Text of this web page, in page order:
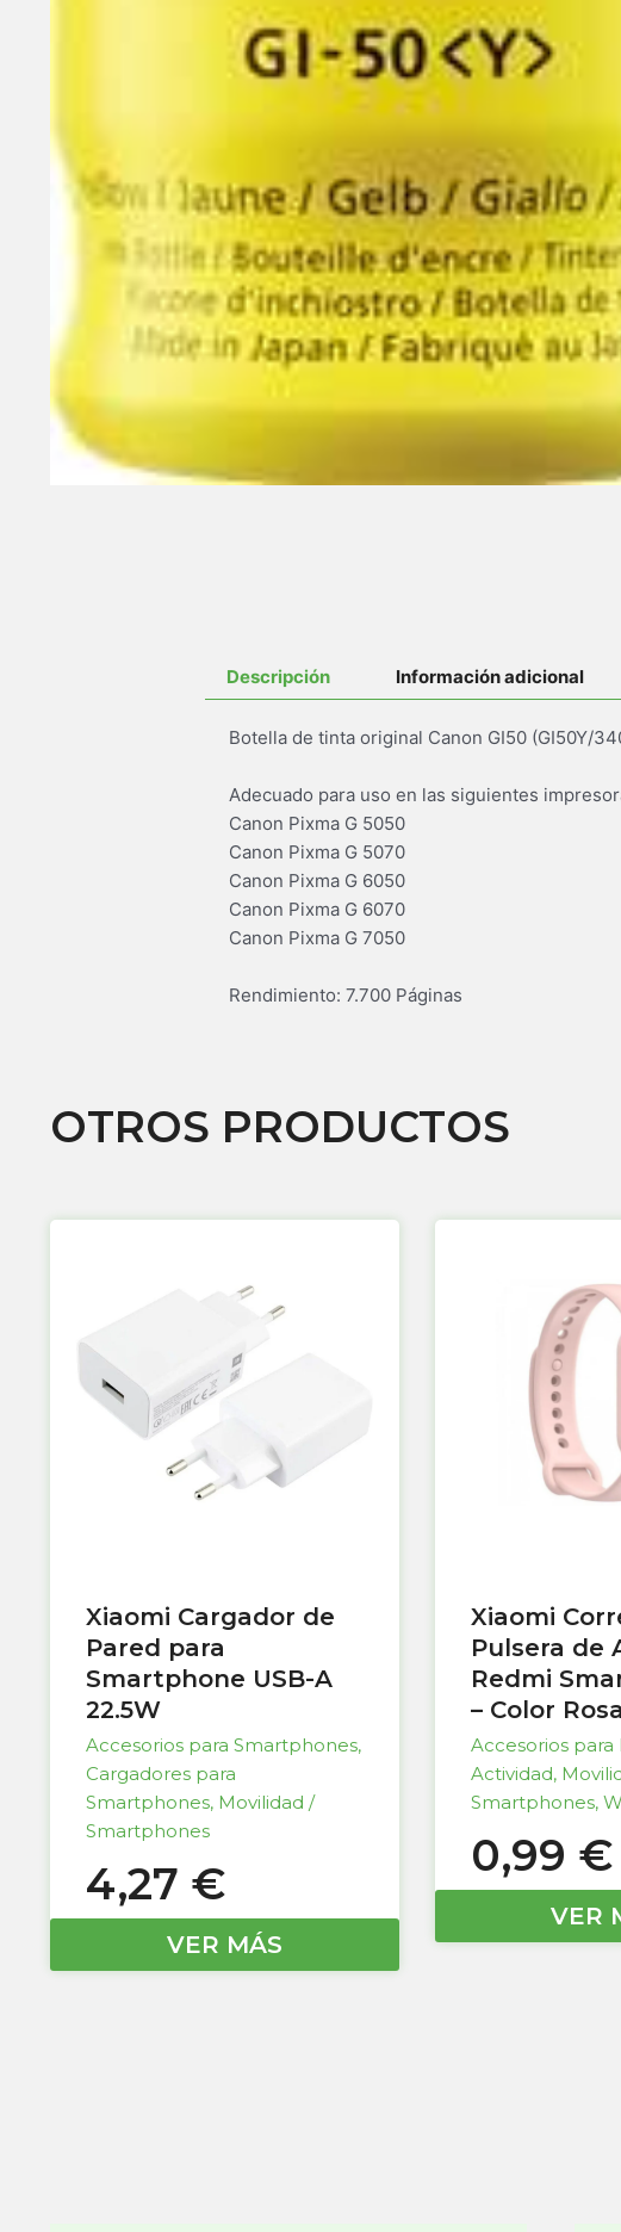
Descripción Información adicional
Botella de tinta original Canon GI50 (GI50Y/
Adecuado para uso en las siguientes
Canon Pixma G 5050
Canon Pixma G 5070
Canon Pixma G 6050
Canon Pixma G 6070
Canon Pixma G 7050
Rendimiento: 7.700 Páginas
OTROS PRODUCTOS
Xiaomi Cargador de
Pared para
Smartphone USB-A
22.5W
Accesorios para Smartphones,
Cargadores para
Smartphones, Movilidad /
Smartphones
4,27 €
VER MÁS
Xiaomi
Pulsera de
Redmi
– Color Rosa
Accesorios para
Actividad,
Smartphones,
0,99 €
VER